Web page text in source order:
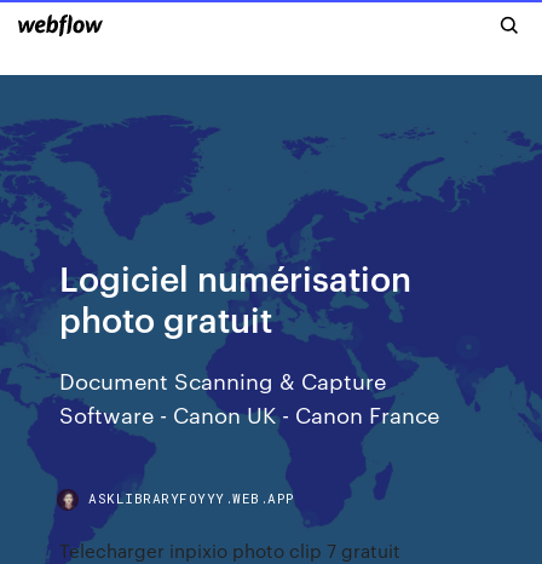
Logiciel numérisation
photo gratuit
Document Scanning & Capture
Software - Canon UK - Canon France
ASKLIBRARYFOYYY.WEB.APP
Telecharger inpixio photo clip 7 gratuit